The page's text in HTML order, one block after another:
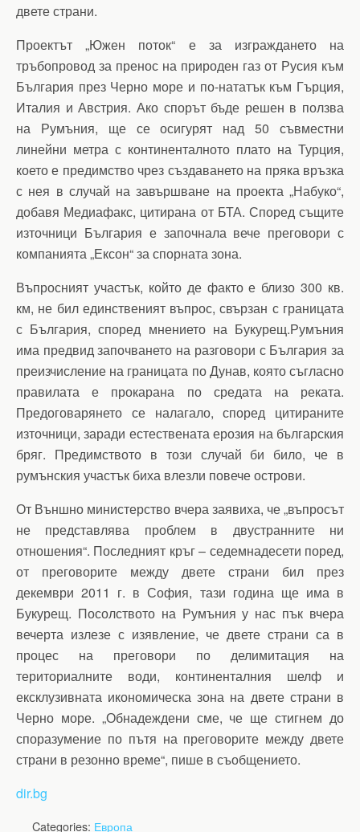
двете страни.
Проектът „Южен поток“ е за изграждането на
тръбопровод за пренос на природен газ от Русия към
България през Черно море и по-нататък към Гърция,
Италия и Австрия. Ако спорът бъде решен в ползва
на Румъния, ще се осигурят над 50 съвместни
линейни метра с континенталното плато на Турция,
което е предимство чрез създаването на пряка връзка
с нея в случай на завършване на проекта „Набуко“,
добавя Медиафакс, цитирана от БТА. Според същите
източници България е започнала вече преговори с
компанията „Ексон“ за спорната зона.
Въпросният участък, който де факто е близо 300 кв.
км, не бил единственият въпрос, свързан с границата
с България, според мнението на Букурещ.Румъния
има предвид започването на разговори с България за
преизчисление на границата по Дунав, която съгласно
правилата е прокарана по средата на реката.
Предоговарянето се налагало, според цитираните
източници, заради естествената ерозия на българския
бряг. Предимството в този случай би било, че в
румънския участък биха влезли повече острови.
От Външно министерство вчера заявиха, че „въпросът
не представлява проблем в двустранните ни
отношения“. Последният кръг – седемнадесети поред,
от преговорите между двете страни бил през
декември 2011 г. в София, тази година ще има в
Букурещ. Посолството на Румъния у нас пък вчера
вечерта излезе с изявление, че двете страни са в
процес на преговори по делимитация на
териториалните води, континенталния шелф и
ексклузивната икономическа зона на двете страни в
Черно море. „Обнадеждени сме, че ще стигнем до
споразумение по пътя на преговорите между двете
страни в резонно време“, пише в съобщението.
dir.bg
Categories: Европа